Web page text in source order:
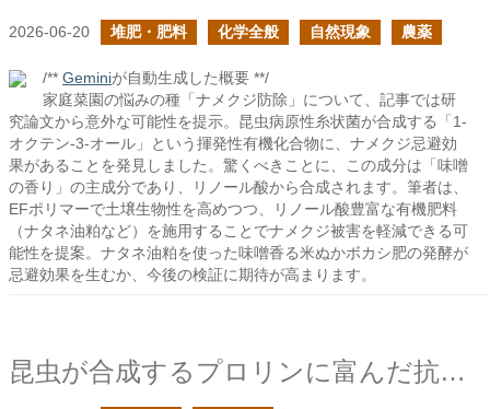
2026-06-20 堆肥・肥料 化学全般 自然現象 農薬
/** Geminiが自動生成した概要 **/
家庭菜園の悩みの種「ナメクジ防除」について、記事では研
究論文から意外な可能性を提示。昆虫病原性糸状菌が合成する「1-
オクテン-3-オール」という揮発性有機化合物に、ナメクジ忌避効
果があることを発見しました。驚くべきことに、この成分は「味噌
の香り」の主成分であり、リノール酸から合成されます。筆者は、
EFポリマーで土壌生物性を高めつつ、リノール酸豊富な有機肥料
（ナタネ油粕など）を施用することでナメクジ被害を軽減できる可
能性を提案。ナタネ油粕を使った味噌香る米ぬかボカシ肥の発酵が
忌避効果を生むか、今後の検証に期待が高まります。
昆虫が合成するプロリンに富んだ抗菌性ペプチド